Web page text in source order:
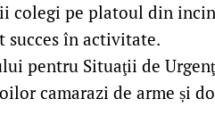
colegi pe platoul din
succes în activitate.
pentru Situaţii de
camarazi de arme și